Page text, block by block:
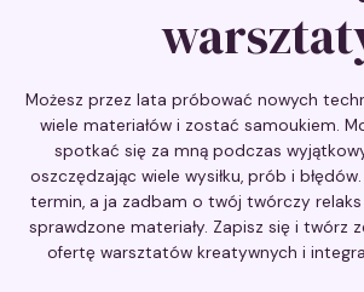
Możesz przez lata próbować nowych
wiele materiałów i zostać samoukiem.
spotkać się za mną podczas
oszczędzając wiele wysiłku, prób i
termin, a ja zadbam o twój twórczy
sprawdzone materiały. Zapisz się i twórz
ofertę warsztatów kreatywnych i